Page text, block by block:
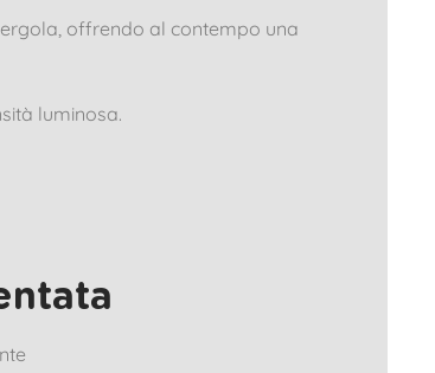
offrendo al contempo una
luminosa.